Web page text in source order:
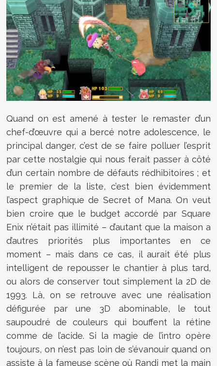
Quand on est amené à tester le remaster d’un
chef-d’œuvre qui a bercé notre adolescence, le
principal danger, c’est de se faire polluer l’esprit
par cette nostalgie qui nous ferait passer à côté
d’un certain nombre de défauts rédhibitoires ; et
le premier de la liste, c’est bien évidemment
l’aspect graphique de Secret of Mana. On veut
bien croire que le budget accordé par Square
Enix n’était pas illimité – d’autant que la maison a
d’autres priorités plus importantes en ce
moment – mais dans ce cas, il aurait été plus
intelligent de repousser le chantier à plus tard,
ou alors de conserver tout simplement la 2D de
1993. Là, on se retrouve avec une réalisation
défigurée par une 3D abominable, le tout
saupoudré de couleurs qui bouffent la rétine
comme de l’acide. Si la magie de l’intro opère
toujours, on n’est pas loin de s’évanouir quand on
assiste à la fameuse scène où Randi met la main